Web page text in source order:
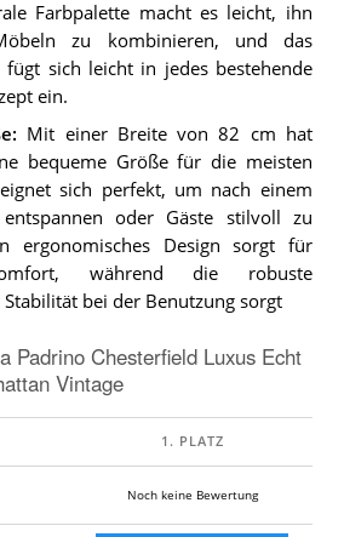
Farbpalette macht es leicht, ihn
zu kombinieren, und das
fügt sich leicht in jedes bestehende
ein.
: Mit einer Breite von 82 cm hat
bequeme Größe für die meisten
sich perfekt, um nach einem
oder Gäste stilvoll zu
ergonomisches Design sorgt für
während die robuste
bei der Benutzung sorgt
Padrino Chesterfield Luxus Echt
Vintage
Noch keine Bewertung